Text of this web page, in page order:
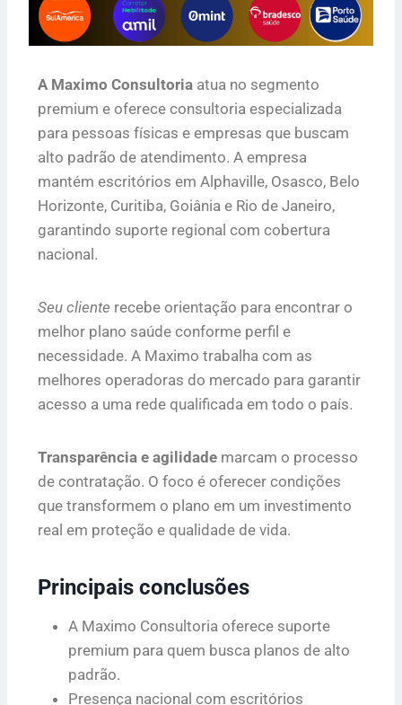
A Maximo Consultoria atua no segmento
premium e oferece consultoria especializada
para pessoas físicas e empresas que buscam
alto padrão de atendimento. A empresa
mantém escritórios em Alphaville, Osasco, Belo
Horizonte, Curitiba, Goiânia e Rio de Janeiro,
garantindo suporte regional com cobertura
nacional.
Seu cliente recebe orientação para encontrar o
melhor plano saúde conforme perfil e
necessidade. A Maximo trabalha com as
melhores operadoras do mercado para garantir
acesso a uma rede qualificada em todo o país.
Transparência e agilidade marcam o processo
de contratação. O foco é oferecer condições
que transformem o plano em um investimento
real em proteção e qualidade de vida.
Principais conclusões
A Maximo Consultoria oferece suporte
premium para quem busca planos de alto
padrão.
Presença nacional com escritórios